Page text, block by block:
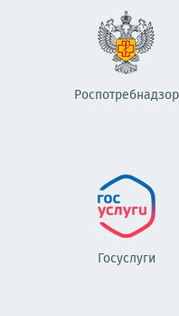
Роспотребнадзор
Госуслуги